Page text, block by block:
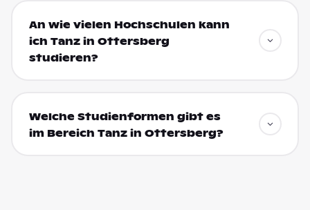
An wie vielen Hochschulen kann
ich Tanz in Ottersberg
studieren?
Welche Studienformen gibt es
im Bereich Tanz in Ottersberg?